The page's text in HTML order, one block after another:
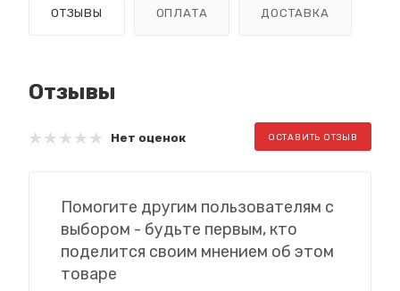
ОТЗЫВЫ ОПЛАТА ДОСТАВКА
Отзывы
Нет оценок ОСТАВИТЬ ОТЗЫВ
Помогите другим пользователям с
выбором - будьте первым, кто
поделится своим мнением об этом
товаре